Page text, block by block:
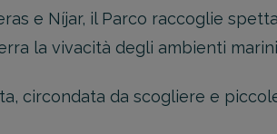
e Níjar, il Parco raccoglie
la vivacità degli ambienti
circondata da scogliere e